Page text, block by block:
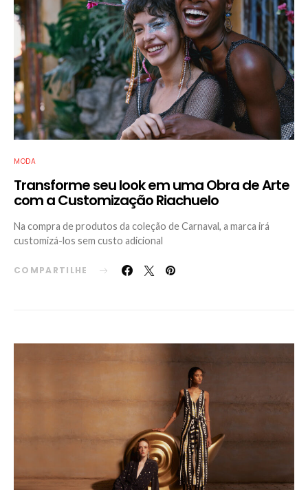
MODA
Transforme seu look em uma Obra de Arte
com a Customização Riachuelo
Na compra de produtos da coleção de Carnaval, a marca irá
customizá-los sem custo adicional
COMPARTILHE